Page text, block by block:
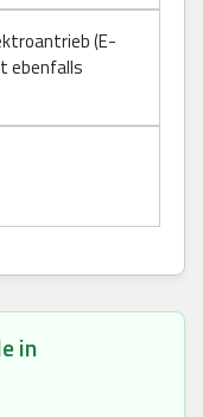
(E-
ebenfalls
in